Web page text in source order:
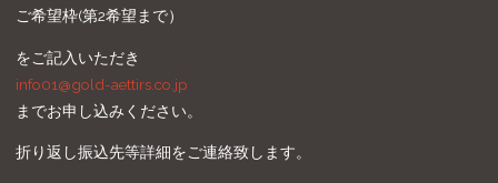
ご希望枠(第2希望まで）
をご記入いただき
info01@gold-aettirs.co.jp
までお申し込みください。
折り返し振込先等詳細をご連絡致します。